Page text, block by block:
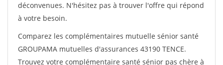
déconvenues. N'hésitez pas à trouver l'offre qui répond
à votre besoin.
Comparez les complémentaires mutuelle sénior santé
GROUPAMA mutuelles d'assurances 43190 TENCE.
Trouvez votre complémentaire santé sénior pas chère à